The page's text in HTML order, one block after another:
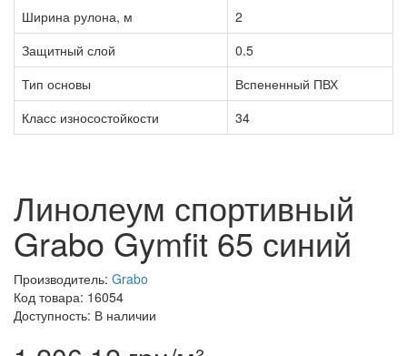
Ширина рулона, м
2
Защитный слой
0.5
Тип основы
Вспененный ПВХ
Класс износостойкости
34
Линолеум спортивный
Grabo Gymfit 65 синий
Производитель: Grabo
Код товара: 16054
Доступность: В наличии